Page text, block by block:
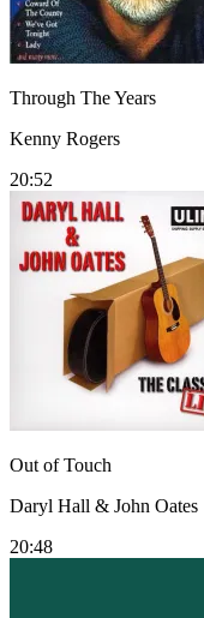
Through The Years
Kenny Rogers
20:52
Out of Touch
Daryl Hall & John Oates
20:48